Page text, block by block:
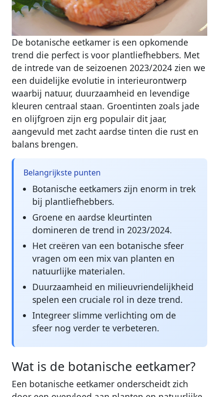
De botanische eetkamer is een opkomende
trend die perfect is voor plantliefhebbers. Met
de intrede van de seizoenen 2023/2024 zien we
een duidelijke evolutie in interieurontwerp
waarbij natuur, duurzaamheid en levendige
kleuren centraal staan. Groentinten zoals jade
en olijfgroen zijn erg populair dit jaar,
aangevuld met zacht aardse tinten die rust en
balans brengen.
Belangrijkste punten
Botanische eetkamers zijn enorm in trek
bij plantliefhebbers.
Groene en aardse kleurtinten
domineren de trend in 2023/2024.
Het creëren van een botanische sfeer
vragen om een mix van planten en
natuurlijke materialen.
Duurzaamheid en milieuvriendelijkheid
spelen een cruciale rol in deze trend.
Integreer slimme verlichting om de
sfeer nog verder te verbeteren.
Wat is de botanische eetkamer?
Een botanische eetkamer onderscheidt zich